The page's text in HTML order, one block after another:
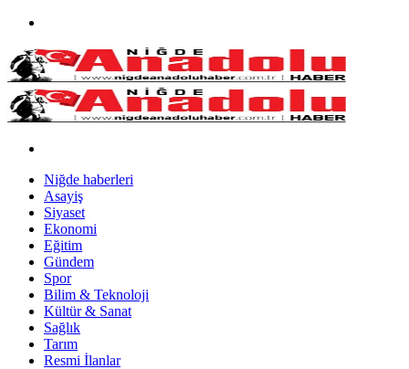
Niğde haberleri
Asayiş
Siyaset
Ekonomi
Eğitim
Gündem
Spor
Bilim & Teknoloji
Kültür & Sanat
Sağlık
Tarım
Resmi İlanlar